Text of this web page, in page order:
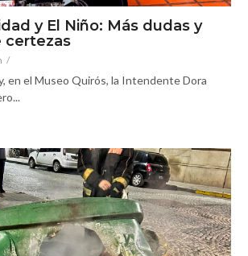
y El Niño: Más dudas y
certezas
/
en el Museo Quirós, la Intendente Dora